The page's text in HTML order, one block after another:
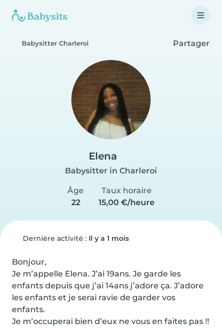
Babysitter Charleroi Partager
Elena
Babysitter in Charleroi
Âge
22
Taux horaire
15,00 €/heure
Dernière activité : Il y a 1 mois
Bonjour,
Je m’appelle Elena. J’ai 19ans. Je garde les
enfants depuis que j’ai 14ans j’adore ça. J’adore
les enfants et je serai ravie de garder vos
enfants.
Je m’occuperai bien d’eux ne vous en faites pas !!